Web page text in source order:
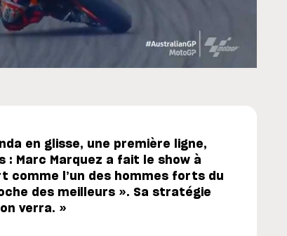
en glisse, une première ligne,
: Marc Marquez a fait le show à
comme l’un des hommes forts du
des meilleurs ». Sa stratégie
verra. »